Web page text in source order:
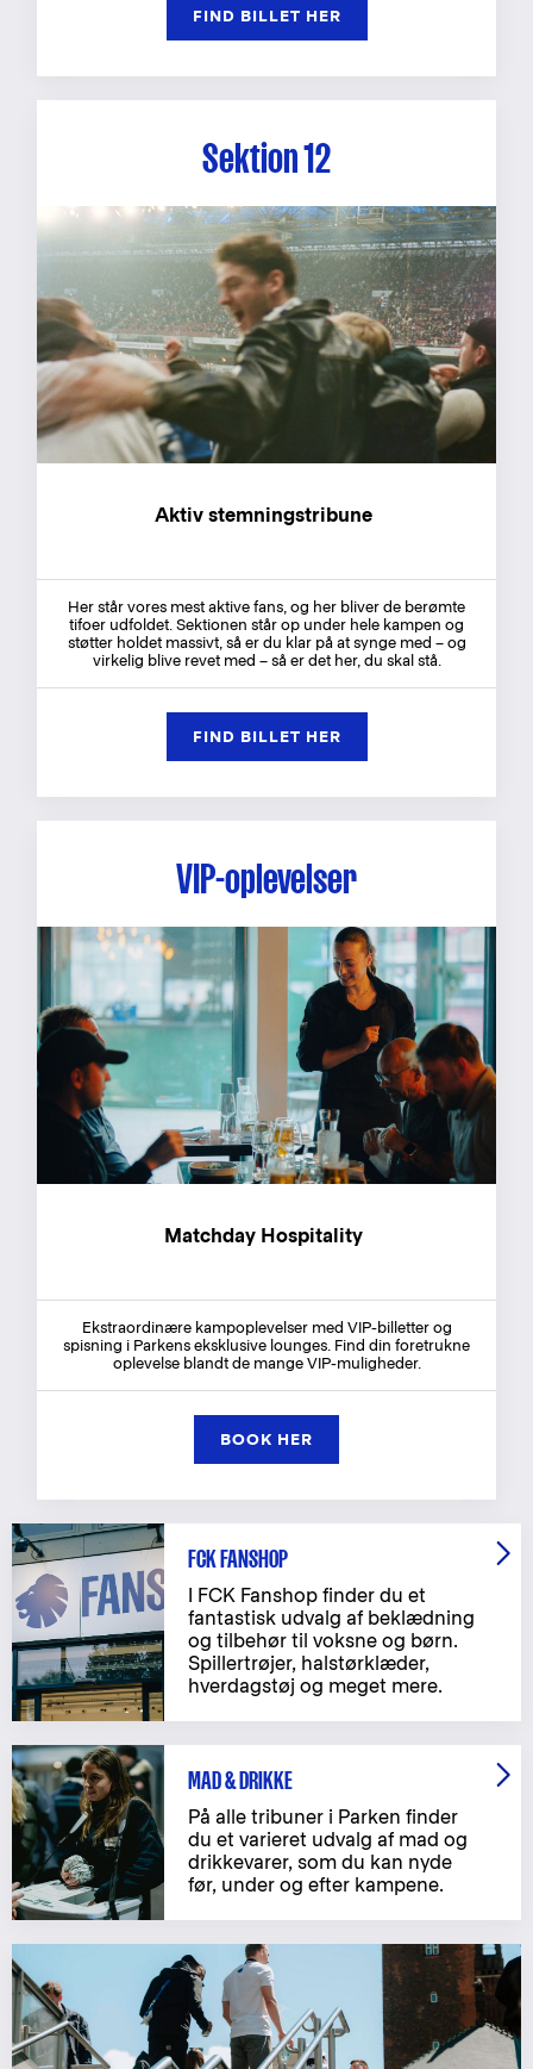
FIND BILLET HER
Sektion 12
Aktiv stemningstribune
Her står vores mest aktive fans, og her bliver de berømte
tifoer udfoldet. Sektionen står op under hele kampen og
støtter holdet massivt, så er du klar på at synge med – og
virkelig blive revet med – så er det her, du skal stå.
FIND BILLET HER
VIP-oplevelser
Matchday Hospitality
Ekstraordinære kampoplevelser med VIP-billetter og
spisning i Parkens eksklusive lounges. Find din foretrukne
oplevelse blandt de mange VIP-muligheder.
BOOK HER
FCK FANSHOP
I FCK Fanshop finder du et
fantastisk udvalg af beklædning
og tilbehør til voksne og børn.
Spillertrøjer, halstørklæder,
hverdagstøj og meget mere.
MAD & DRIKKE
På alle tribuner i Parken finder
du et varieret udvalg af mad og
drikkevarer, som du kan nyde
før, under og efter kampene.